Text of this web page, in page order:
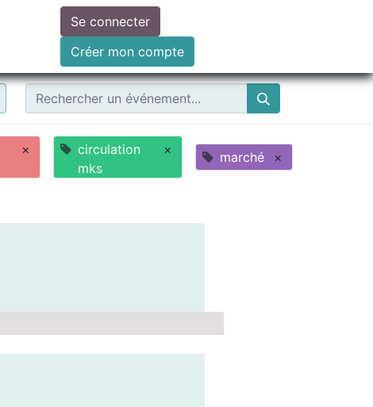
Faire un don
Se connecter
Créer mon compte
×
circulation
mks
× marché ×